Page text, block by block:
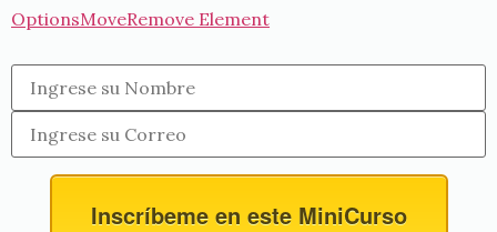
OptionsMoveRemove Element
Inscríbeme en este MiniCurso